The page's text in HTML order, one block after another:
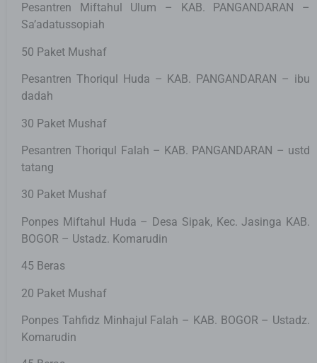
Pesantren Miftahul Ulum – KAB. PANGANDARAN –
Sa’adatussopiah
50 Paket Mushaf
Pesantren Thoriqul Huda – KAB. PANGANDARAN – ibu
dadah
30 Paket Mushaf
Pesantren Thoriqul Falah – KAB. PANGANDARAN – ustd
tatang
30 Paket Mushaf
Ponpes Miftahul Huda – Desa Sipak, Kec. Jasinga KAB.
BOGOR – Ustadz. Komarudin
45 Beras
20 Paket Mushaf
Ponpes Tahfidz Minhajul Falah – KAB. BOGOR – Ustadz.
Komarudin